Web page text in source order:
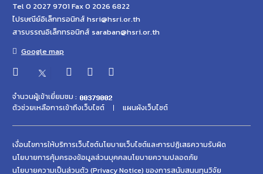
Tel 0 2027 9701 Fax 0 2026 6822
ไปรษณีย์อิเล็กทรอนิกส์ hsri@hsri.or.th
สารบรรณอิเล็กทรอนิกส์ saraban@hsri.or.th
Google map
จำนวนผู้เข้าเยี่ยมชม :
ตัวช่วยเหลือการเข้าถึงเว็บไซต์
แผนผังเว็บไซต์
เงื่อนไขการให้บริการเว็บไซต์นโยบายเว็บไซต์และการปฏิเสธความรับผิด
นโยบายการคุ้มครองข้อมูลส่วนบุคคลนโยบายความปลอดภัย
นโยบายความเป็นส่วนตัว (Privacy Notice) ของการสนับสนนทุนวิจัย